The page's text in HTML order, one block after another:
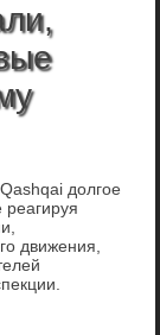
долгое
движения,